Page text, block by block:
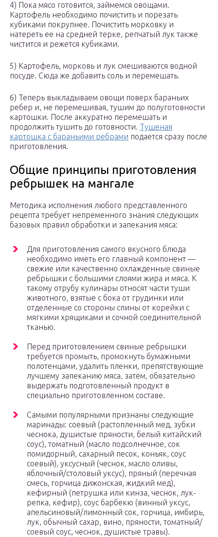
4) Пока мясо готовится, займемся овощами.
Картофель необходимо почистить и порезать
кубиками покрупнее. Почистить морковку и
натереть ее на средней терке, репчатый лук также
чистится и режется кубиками.
5) Картофель, морковь и лук смешиваются водной
посуде. Сюда же добавить соль и перемешать.
6) Теперь выкладываем овощи поверх бараньих
ребер и, не перемешивая, тушим до полуготовности
картошки. После аккуратно перемешать и
продолжить тушить до готовности. Тушеная
картошка с бараньими ребрами подается сразу после
приготовления.
Общие принципы приготовления
ребрышек на мангале
Методика исполнения любого представленного
рецепта требует непременного знания следующих
базовых правил обработки и запекания мяса:
Для приготовления самого вкусного блюда
необходимо иметь его главный компонент —
свежие или качественно охлажденные свиные
ребрышки с большими слоями жира и мяса. К
такому отрубу кулинары относят части туши
животного, взятые с бока от грудинки или
отделенные со стороны спины от корейки с
мягкими хрящиками и сочной соединительной
тканью.
Перед приготовлением свиные ребрышки
требуется промыть, промокнуть бумажными
полотенцами, удалить пленки, препятствующие
лучшему запеканию мяса, затем, обязательно
выдержать подготовленный продукт в
специально приготовленном составе.
Самыми популярными признаны следующие
маринады: соевый (растопленный мед, зубки
чеснока, душистые пряности, белый китайский
соус), томатный (масло подсолнечное, сок
помидорный, сахарный песок, коньяк, соус
соевый), уксусный (чеснок, масло оливы,
яблочный/столовый уксус), пряный (перечная
смесь, горчица дижонская, жидкий мед),
кефирный (петрушка или кинза, чеснок, лук-
репка, кефир), соус барбекю (винный уксус,
апельсиновый/лимонный сок, горчица, имбирь,
лук, обычный сахар, вино, пряности, томатный/
соевый соус, чеснок, душистые травы).